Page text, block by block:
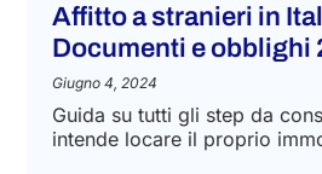
Affitto a stranieri in
Documenti e obblighi
Giugno 4, 2024
Guida su tutti gli step da
intende locare il proprio